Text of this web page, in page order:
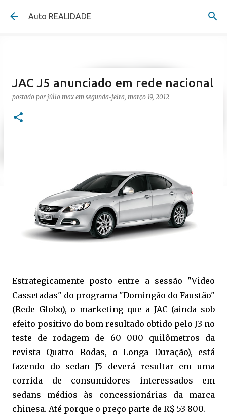
Pular para o conteúdo principal
Auto REALIDADE
JAC J5 anunciado em rede nacional
postado por júlio max em segunda-feira, março 19, 2012
Estrategicamente posto entre a sessão "Video
Cassetadas" do programa "Domingão do Faustão"
(Rede Globo), o marketing que a JAC (ainda sob
efeito positivo do bom resultado obtido pelo J3 no
teste de rodagem de 60 000 quilômetros da
revista Quatro Rodas, o Longa Duração), está
fazendo do sedan J5 deverá resultar em uma
corrida de consumidores interessados em
sedans médios às concessionárias da marca
chinesa. Até porque o preço parte de R$ 53 800.